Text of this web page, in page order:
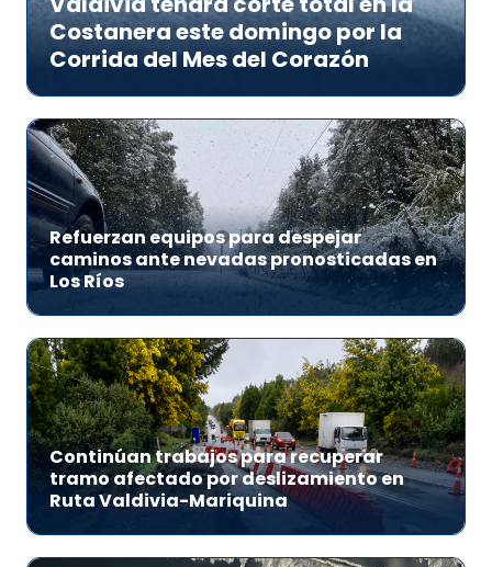
Costanera este domingo por la
Corrida del Mes del Corazón
Refuerzan equipos para despejar
caminos ante nevadas pronosticadas en
Los Ríos
Continúan trabajos para recuperar
tramo afectado por deslizamiento en
Ruta Valdivia-Mariquina